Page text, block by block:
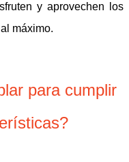
y aprovechen los
máximo.
para cumplir